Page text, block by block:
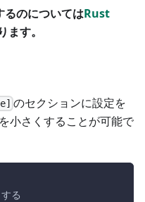
るのについてはRust
ます。
のセクションに設定を
小さくすることが可能で
る